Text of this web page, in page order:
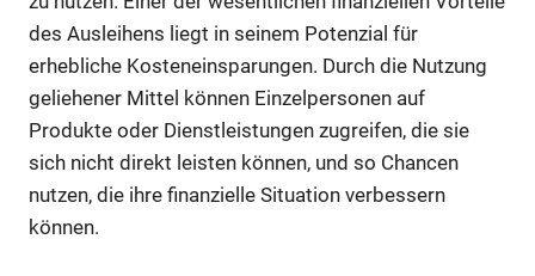
des Ausleihens liegt in seinem Potenzial für
erhebliche Kosteneinsparungen. Durch die Nutzung
geliehener Mittel können Einzelpersonen auf
Produkte oder Dienstleistungen zugreifen, die sie
sich nicht direkt leisten können, und so Chancen
nutzen, die ihre finanzielle Situation verbessern
können.